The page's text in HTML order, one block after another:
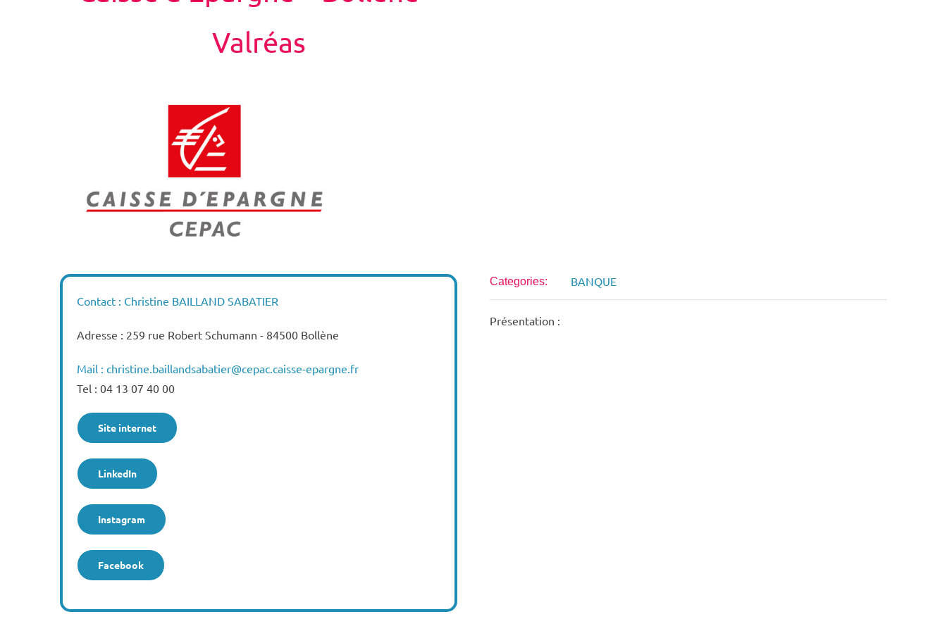
Valréas
Contact : Christine BAILLAND SABATIER
Adresse : 259 rue Robert Schumann - 84500 Bollène
Mail : christine.baillandsabatier@cepac.caisse-epargne.fr
Tel : 04 13 07 40 00
Site internet
LinkedIn
Instagram
Facebook
Categories: BANQUE
Présentation :